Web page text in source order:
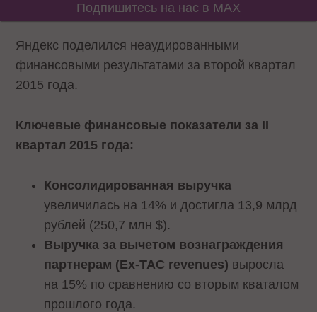
Подпишитесь на нас в MAX
Яндекс поделился неаудированными
финансовыми результатами за второй квартал
2015 года.
Ключевые финансовые показатели за II
квартал 2015 года:
Консолидированная выручка
увеличилась на 14% и достигла 13,9 млрд
рублей (250,7 млн $).
Выручка за вычетом вознаграждения
партнерам (Ex-TAC revenues) выросла
на 15% по сравнению со вторым кваталом
прошлого года.